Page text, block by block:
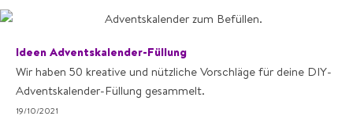
Ideen Adventskalender-Füllung
Wir haben 50 kreative und nützliche Vorschläge für deine DIY-
Adventskalender-Füllung gesammelt.
19/10/2021